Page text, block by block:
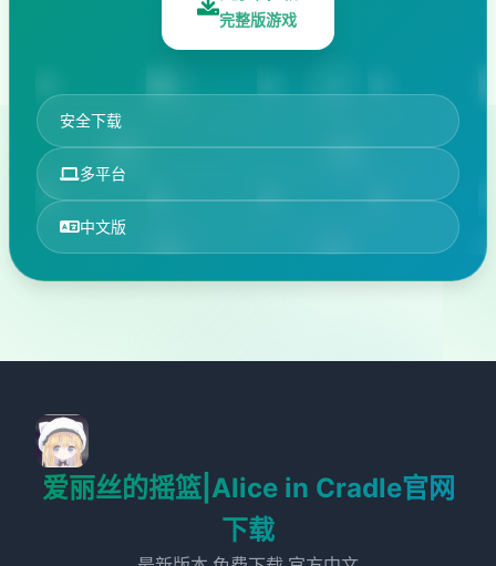
完整版游戏
安全下载
多平台
中文版
爱丽丝的摇篮|Alice in Cradle官网
下载